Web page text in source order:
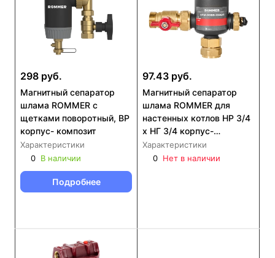
298 руб.
Магнитный сепаратор
шлама ROMMER с
щетками поворотный, ВР
корпус- композит
Характеристики
0 В наличии
Подробнее
97.43 руб.
Магнитный сепаратор
шлама ROMMER для
настенных котлов НР 3/4
x НГ 3/4 корпус-
композит (RFW-0080-
256620)
Характеристики
0 Нет в наличии